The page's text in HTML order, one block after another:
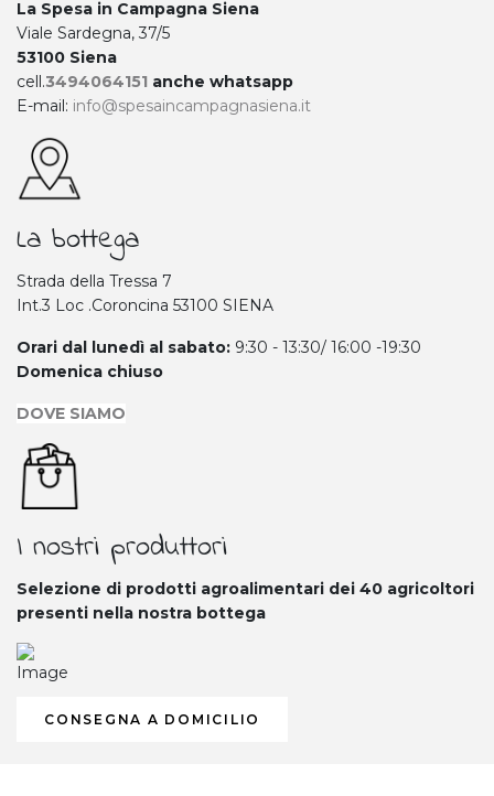
La Spesa in Campagna Siena
Viale Sardegna, 37/5
53100 Siena
cell.3494064151 anche whatsapp
E-mail: info@spesaincampagnasiena.it
La bottega
Strada della Tressa 7
Int.3 Loc .Coroncina 53100 SIENA
Orari dal lunedì al sabato: 9:30 - 13:30/ 16:00 -19:30
Domenica chiuso
DOVE SIAMO
I nostri produttori
Selezione di prodotti agroalimentari dei 40 agricoltori
presenti nella nostra bottega
CONSEGNA A DOMICILIO